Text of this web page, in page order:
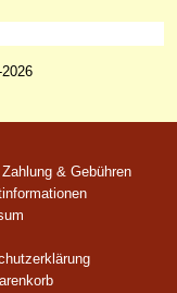
& Gebühren